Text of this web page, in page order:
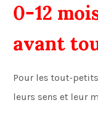
0-12
avant
Pour les tout-
leurs sens et leur